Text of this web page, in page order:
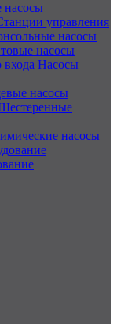
насосы
управления
насосы
насосы
Насосы
насосы
насосы